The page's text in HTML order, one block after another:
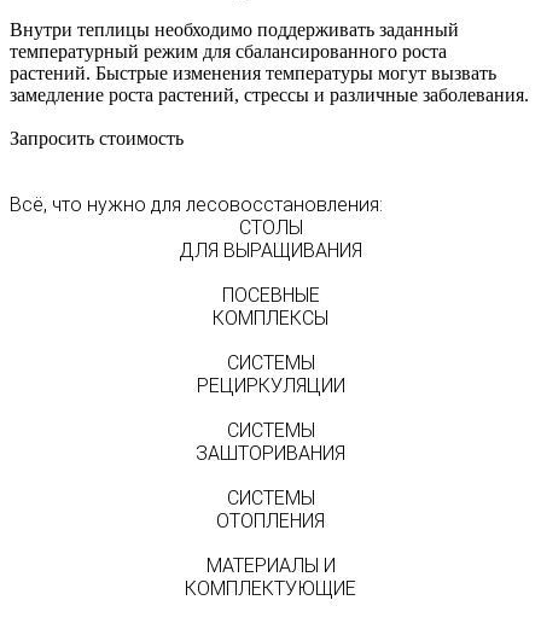
Внутри теплицы необходимо поддерживать заданный
температурный режим для сбалансированного роста
растений. Быстрые изменения температуры могут вызвать
замедление роста растений, стрессы и различные заболевания.
Запросить стоимость
Всё, что нужно для лесовосстановления:
СТОЛЫ
ДЛЯ ВЫРАЩИВАНИЯ
ПОСЕВНЫЕ
КОМПЛЕКСЫ
СИСТЕМЫ
РЕЦИРКУЛЯЦИИ
СИСТЕМЫ
ЗАШТОРИВАНИЯ
СИСТЕМЫ
ОТОПЛЕНИЯ
МАТЕРИАЛЫ И
КОМПЛЕКТУЮЩИЕ